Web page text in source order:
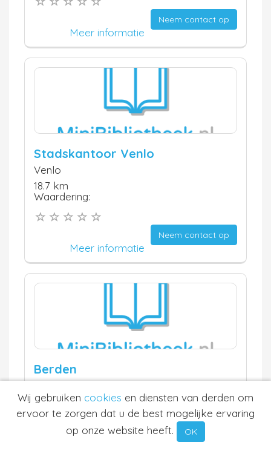
Neem contact op
Meer informatie
Stadskantoor Venlo
Venlo
18.7 km
Waardering:
Neem contact op
Meer informatie
Berden
Venlo
18.7 km
Waardering:
Wij gebruiken cookies en diensten van derden om
ervoor te zorgen dat u de best mogelijke ervaring
op onze website heeft.
OK